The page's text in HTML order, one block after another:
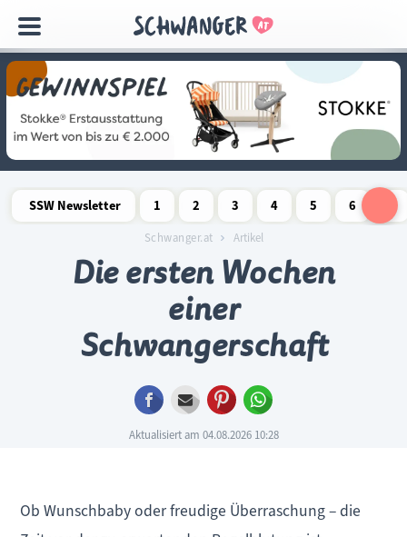
überspringen
SSW Newsletter
1
Schwangerschaftswoche
2
Schwangerschaftswoche
3
Schwangerschaftswoche
4
Schwangerschaftswoche
5
Schwangerschaftswoche
6
Schwanger.at Artikel
Die ersten Wochen
einer
Schwangerschaft
Facebook
E-mail Pinterest
Aktualisiert am 04.08.2026 10:28
Ob Wunschbaby oder freudige Überraschung – die